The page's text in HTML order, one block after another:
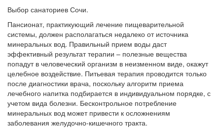
Выбор санаториев Сочи.
Пансионат, практикующий лечение пищеварительной
системы, должен располагаться недалеко от источника
минеральных вод. Правильный прием воды даст
эффективный результат терапии – полезные вещества
попадут в человеческий организм в неизменном виде, окажут
целебное воздействие. Питьевая терапия проводится только
после диагностики врача, поскольку алгоритм приема
лечебного напитка подбирается в индивидуальном порядке, с
учетом вида болезни. Бесконтрольное потребление
минеральных вод может привести к осложнениям
заболевания желудочно-кишечного тракта.